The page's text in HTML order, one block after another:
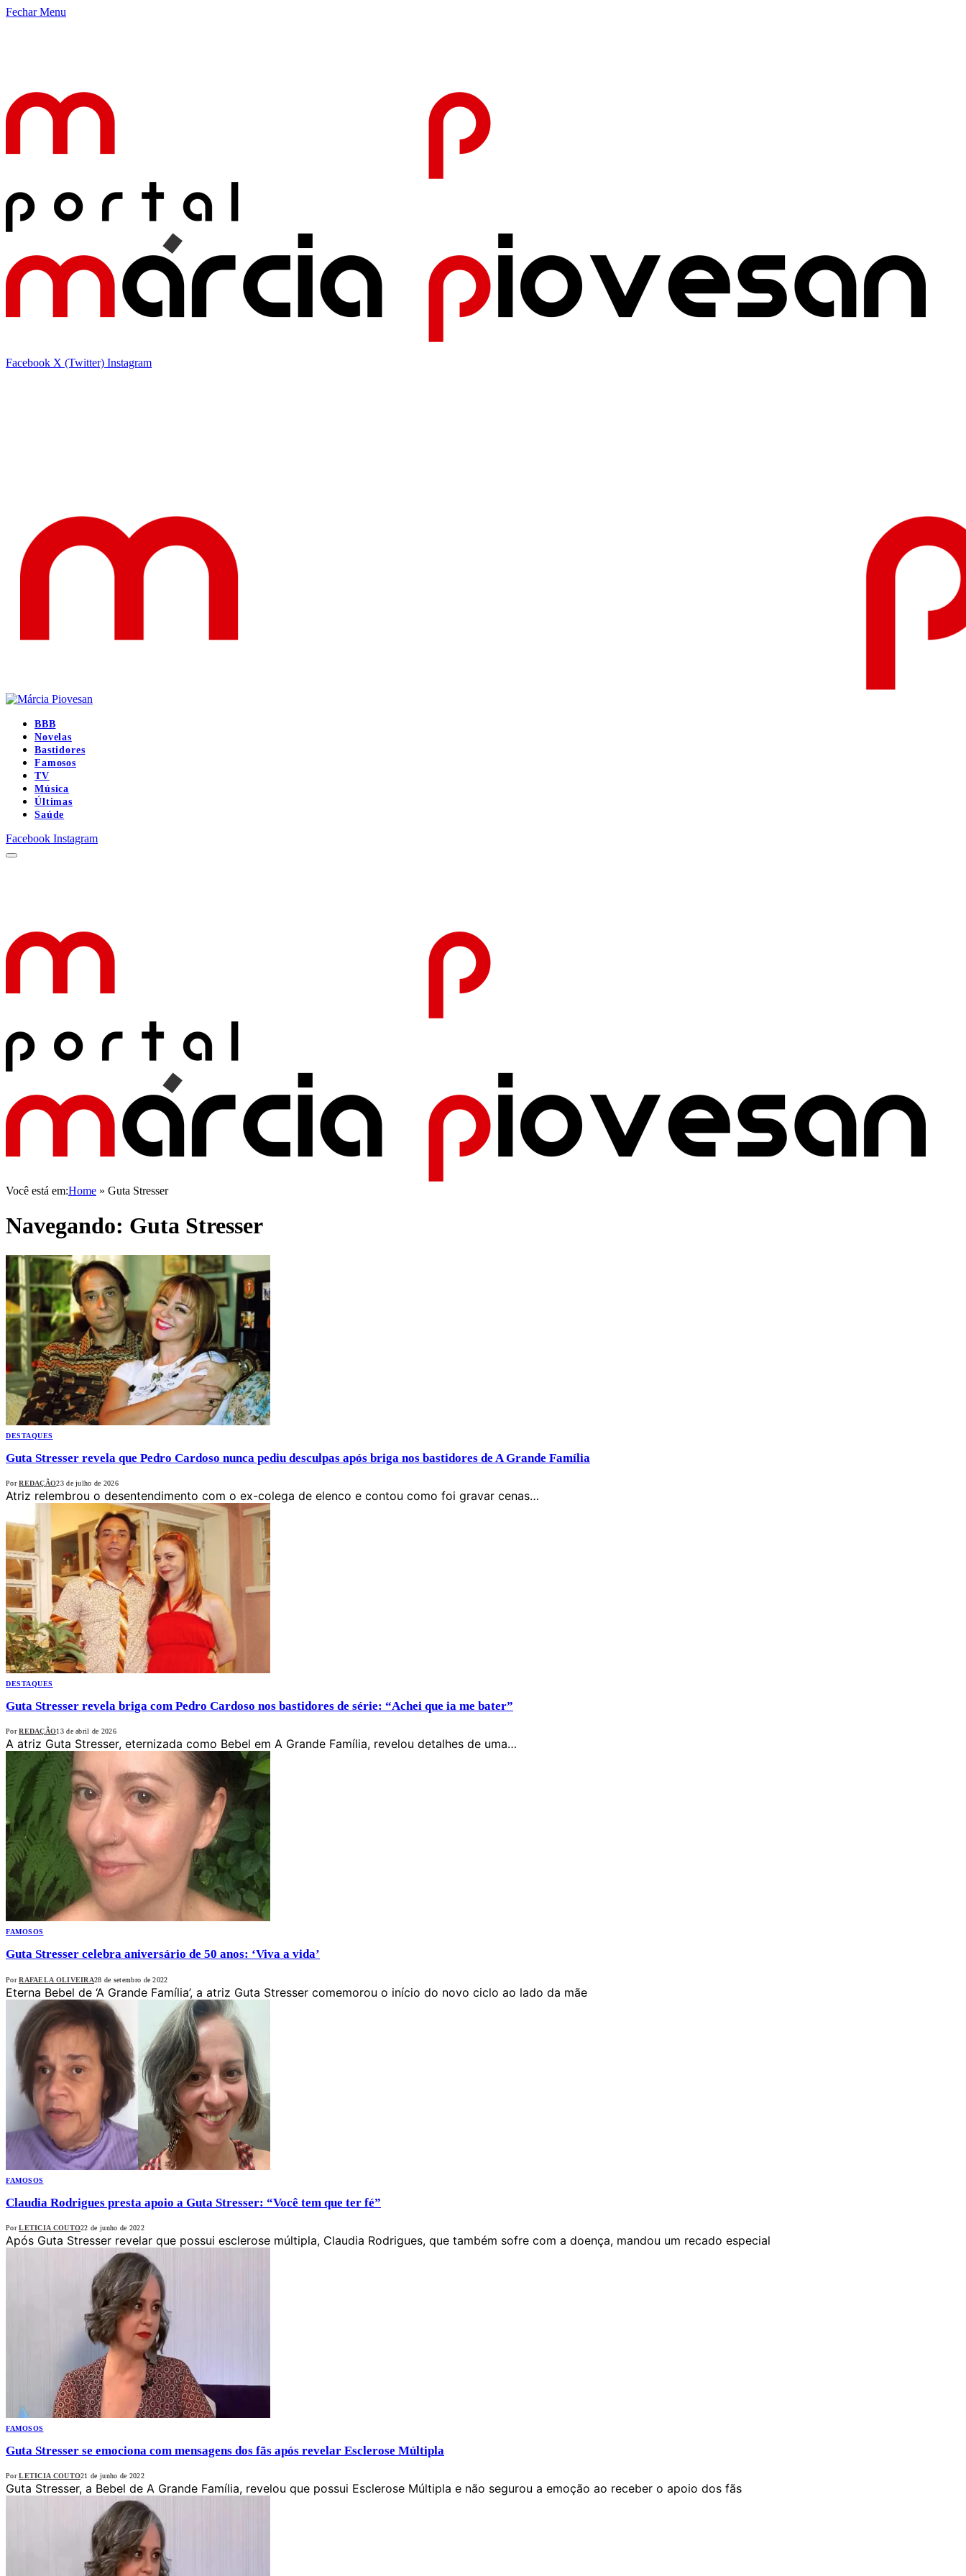
Fechar Menu
Facebook X (Twitter) Instagram
BBB
Novelas
Bastidores
Famosos
TV
Música
Últimas
Saúde
Facebook Instagram
Você está em:Home » Guta Stresser
Navegando: Guta Stresser
DESTAQUES
Guta Stresser revela que Pedro Cardoso nunca pediu desculpas após briga nos bastidores de A Grande Família
Por REDAÇÃO23 de julho de 2026
Atriz relembrou o desentendimento com o ex-colega de elenco e contou como foi gravar cenas…
DESTAQUES
Guta Stresser revela briga com Pedro Cardoso nos bastidores de série: “Achei que ia me bater”
Por REDAÇÃO13 de abril de 2026
A atriz Guta Stresser, eternizada como Bebel em A Grande Família, revelou detalhes de uma…
FAMOSOS
Guta Stresser celebra aniversário de 50 anos: ‘Viva a vida’
Por RAFAELA OLIVEIRA28 de setembro de 2022
Eterna Bebel de ‘A Grande Família’, a atriz Guta Stresser comemorou o início do novo ciclo ao lado da mãe
FAMOSOS
Claudia Rodrigues presta apoio a Guta Stresser: “Você tem que ter fé”
Por LETICIA COUTO22 de junho de 2022
Após Guta Stresser revelar que possui esclerose múltipla, Claudia Rodrigues, que também sofre com a doença, mandou um recado especial
FAMOSOS
Guta Stresser se emociona com mensagens dos fãs após revelar Esclerose Múltipla
Por LETICIA COUTO21 de junho de 2022
Guta Stresser, a Bebel de A Grande Família, revelou que possui Esclerose Múltipla e não segurou a emoção ao receber o apoio dos fãs